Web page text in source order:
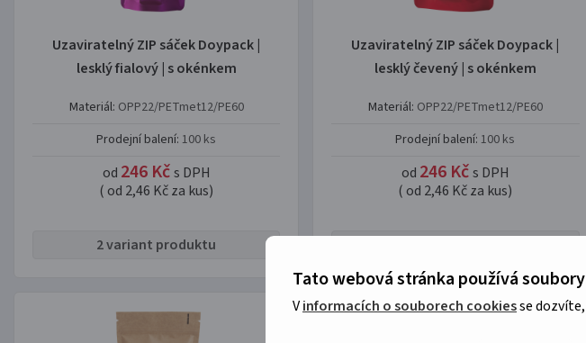
Tato webová stránka používá
Vinformacích o souborech cookiesse
Uzaviratelný ZIP sáček Doypack |
lesklý fialový | s okénkem
Materiál: OPP22/PETmet12/PE60
Prodejní balení: 100 ks
od 246 Kčs DPH
( od 2,46 Kč za kus)
2 variant produktu
Uzaviratelný ZIP sáček Doypack |
lesklý čevený | s okénkem
Materiál: OPP22/PETmet12/PE60
Prodejní balení: 100 ks
od 246 Kčs DPH
( od 2,46 Kč za kus)